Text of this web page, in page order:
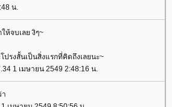
น.
ห้จบเลย งิๆ~
ปรงสั้นเป็นสิ่งแรกที่คิดถึงเลยนะ~
1 เมษายน 2549 2:48:16 น.
า